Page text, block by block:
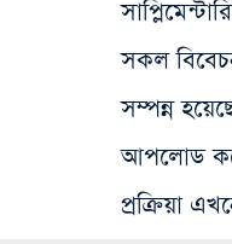
সকল
সম্পন্ন
আপলোড
প্রক্রিয়া